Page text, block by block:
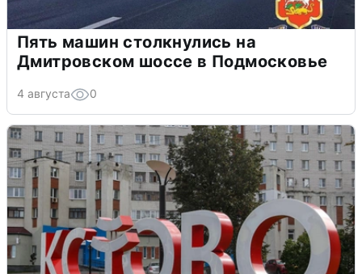
Пять машин столкнулись на
Дмитровском шоссе в Подмосковье
4 августа 0